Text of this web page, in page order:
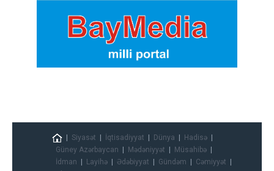
Siyasət İqtisadiyyat Dünya
Hadisə
Güney Azərbaycan
Mədəniyyət
Müsahibə
İdman
Layihə Ədəbiyyat Gündəm
Cəmiyyət